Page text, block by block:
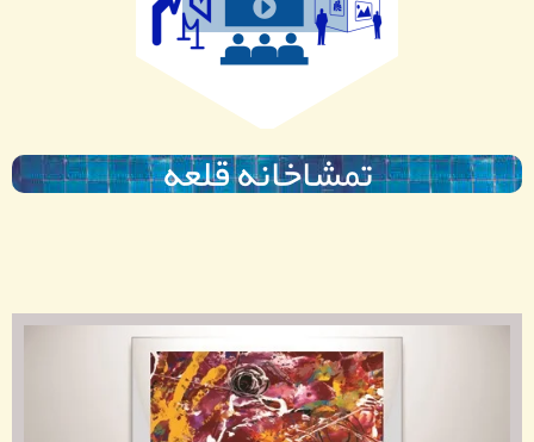
تمشاخانه قلعه